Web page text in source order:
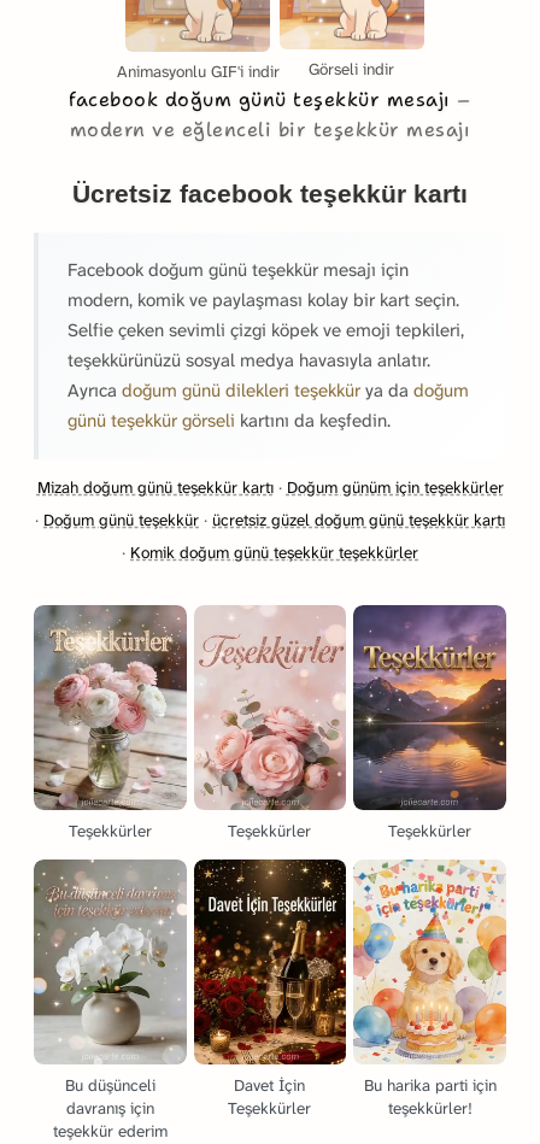
Animasyonlu GIF'i indir Görseli indir
facebook doğum günü teşekkür mesajı
modern ve eğlenceli bir teşekkür mesajı
Ücretsiz facebook teşekkür kartı
Facebook doğum günü teşekkür mesajı için
modern, komik ve paylaşması kolay bir kart seçin.
Selfie çeken sevimli çizgi köpek ve emoji tepkileri,
teşekkürünüzü sosyal medya havasıyla anlatır.
Ayrıca doğum günü dilekleri teşekkür ya da doğum
günü teşekkür görseli kartını da keşfedin.
Mizah doğum günü teşekkür kartı· Doğum günüm için teşekkürler
· Doğum günü teşekkür · ücretsiz güzel doğum günü teşekkür kartı
· Komik doğum günü teşekkür teşekkürler
Teşekkürler Teşekkürler Teşekkürler
Bu düşünceli
davranış için
teşekkür ederim
Davet İçin
Teşekkürler
Bu harika parti için
teşekkürler!